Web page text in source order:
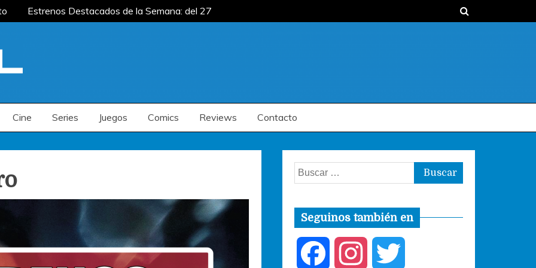
Estrenos Destacados de la Semana: del 27
Cine Series Juegos Comics Reviews Contacto
Buscar:
Seguinos también en